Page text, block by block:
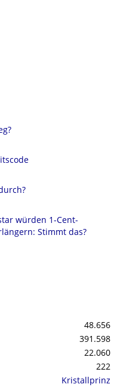
würden 1-Cent-
Stimmt das?
48.656
391.598
22.060
222
Kristallprinz